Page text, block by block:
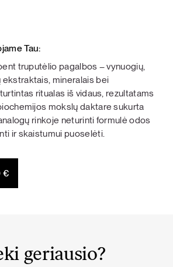
Tau:
truputėlio pagalbos – vynuogių,
ekstraktais, mineralais bei
ritualas iš vidaus, rezultatams
mokslų daktare sukurta
rinkoje neturinti formulė odos
ir skaistumui puoselėti.
€
geriausio?